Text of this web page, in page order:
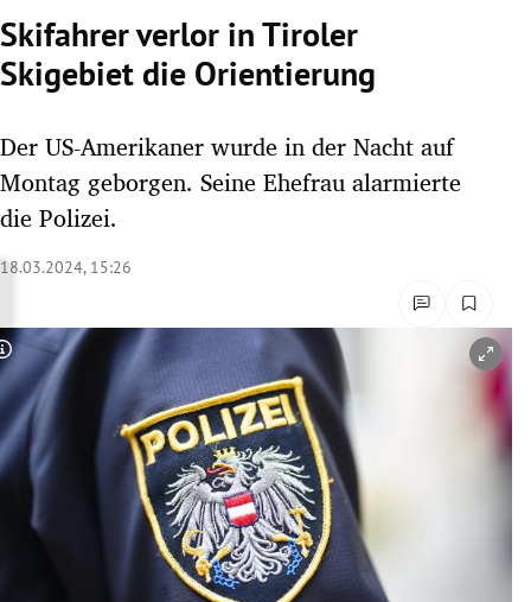
Untermenü
Untermenü
Untermenü
Untermenü
Untermenü
Untermenü
Skifahrer verlor in Tiroler
Skigebiet die Orientierung
Der US-Amerikaner wurde in der Nacht auf
Montag geborgen. Seine Ehefrau alarmierte
die Polizei.
18.03.2024, 15:26
Copyright-Hinweis öffnen/schließen